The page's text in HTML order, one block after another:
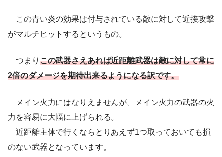
この青い炎の効果は付与されている敵に対して近接攻撃
がマルチヒットするというもの。
つまり この武器さえあれば近距離武器は敵に対して常に
2倍のダメージを期待出来るようになる訳です。
メイン火力にはなりえませんが、メイン火力の武器の火
力を容易に大幅に上げられる。
近距離主体で行くならとりあえず1つ取っておいても損
のない武器となっています。